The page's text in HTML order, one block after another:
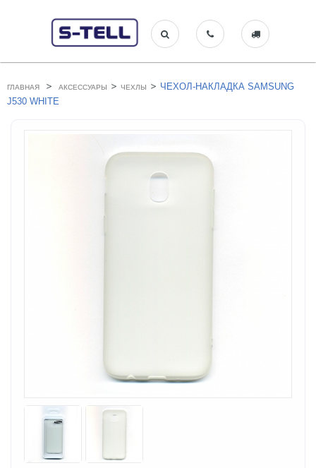
ГЛАВНАЯ > АКСЕССУАРЫ > ЧЕХЛЫ > ЧЕХОЛ-НАКЛАДКА SAMSUNG
J530 WHITE